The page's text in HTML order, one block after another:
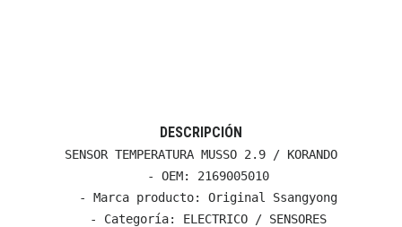
DESCRIPCIÓN
SENSOR TEMPERATURA MUSSO 2.9 / KORANDO
  - OEM: 2169005010
  - Marca producto: Original Ssangyong
  - Categoría: ELECTRICO / SENSORES